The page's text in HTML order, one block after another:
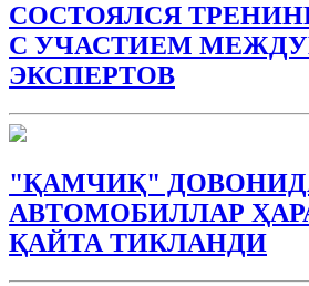
СОСТОЯЛСЯ
С УЧАСТИЕМ
ЭКСПЕРТОВ
"ҚАМЧИҚ"
АВТОМОБИЛЛАР
ҚАЙТА ТИКЛАНДИ